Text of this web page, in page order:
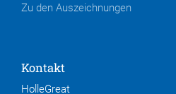
Zu den Auszeichnungen
Kontakt
HolleGreat